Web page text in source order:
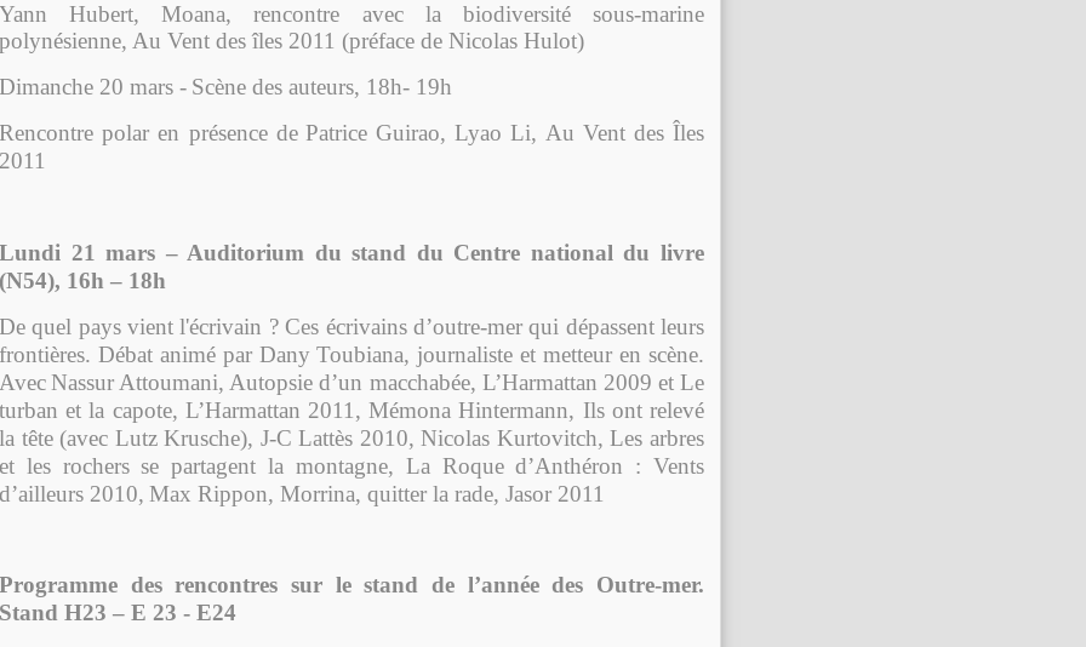
Yann Hubert, Moana, rencontre avec la biodiversité sous-marine
polynésienne, Au Vent des îles 2011 (préface de Nicolas Hulot)
Dimanche 20 mars - Scène des auteurs, 18h- 19h
Rencontre polar en présence de Patrice Guirao, Lyao Li, Au Vent des Îles
2011
Lundi 21 mars – Auditorium du stand du Centre national du livre
(N54), 16h – 18h
De quel pays vient l'écrivain ? Ces écrivains d’outre-mer qui dépassent leurs
frontières. Débat animé par Dany Toubiana, journaliste et metteur en scène.
AvecNassur Attoumani, Autopsie d’un macchabée, L’Harmattan 2009 et Le
turban et la capote, L’Harmattan 2011, Mémona Hintermann, Ils ont relevé
la tête (avec Lutz Krusche), J-C Lattès 2010, Nicolas Kurtovitch, Les arbres
et les rochers se partagent la montagne, La Roque d’Anthéron : Vents
d’ailleurs 2010, Max Rippon, Morrina, quitter la rade, Jasor 2011
Programme des rencontres sur le stand de l’année des Outre-mer.
Stand H23 – E 23 - E24